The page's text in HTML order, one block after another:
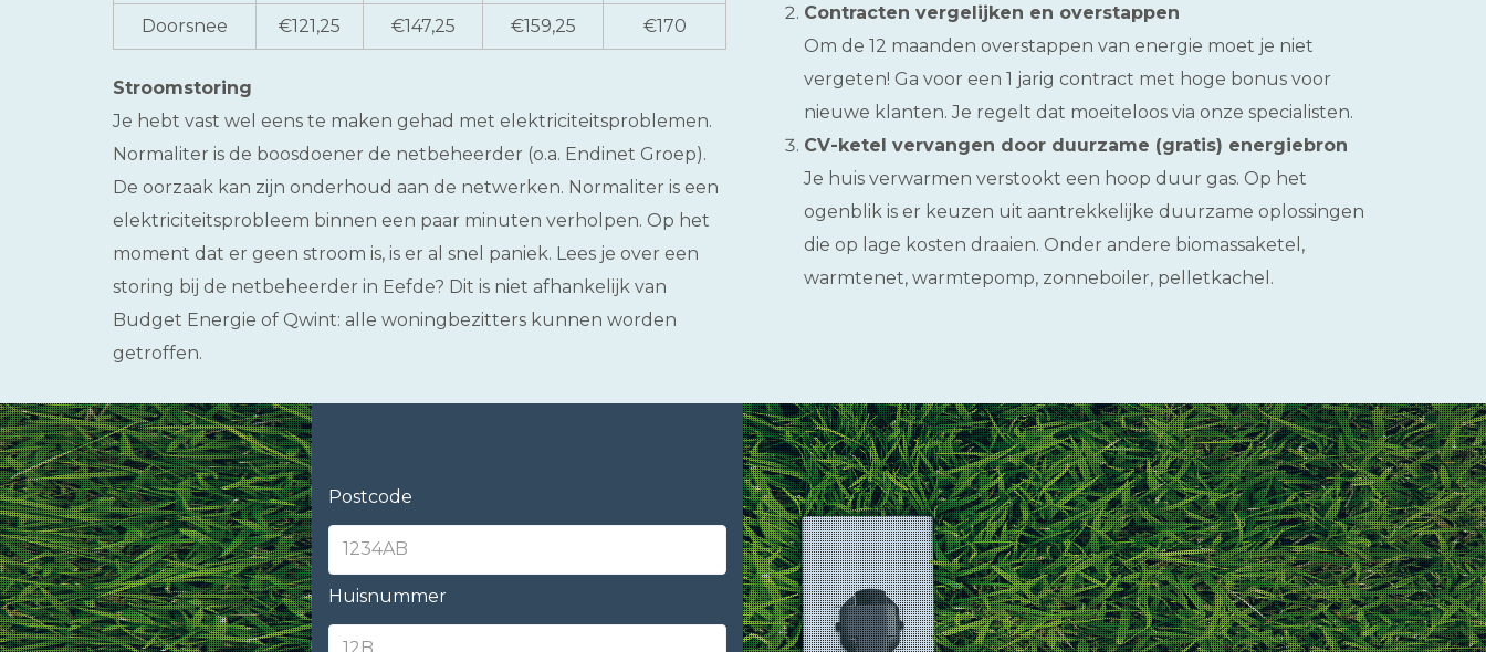
Doorsnee €121,25 €147,25 €159,25 €170
Stroomstoring
Je hebt vast wel eens te maken gehad met elektriciteitsproblemen.
Normaliter is de boosdoener de netbeheerder (o.a. Endinet Groep).
De oorzaak kan zijn onderhoud aan de netwerken. Normaliter is een
elektriciteitsprobleem binnen een paar minuten verholpen. Op het
moment dat er geen stroom is, is er al snel paniek. Lees je over een
storing bij de netbeheerder in Eefde? Dit is niet afhankelijk van
Budget Energie of Qwint: alle woningbezitters kunnen worden
getroffen.
Contracten vergelijken en overstappen
Om de 12 maanden overstappen van energie moet je niet
vergeten! Ga voor een 1 jarig contract met hoge bonus voor
nieuwe klanten. Je regelt dat moeiteloos via onze specialisten.
CV-ketel vervangen door duurzame (gratis) energiebron
Je huis verwarmen verstookt een hoop duur gas. Op het
ogenblik is er keuzen uit aantrekkelijke duurzame oplossingen
die op lage kosten draaien. Onder andere biomassaketel,
warmtenet, warmtepomp, zonneboiler, pelletkachel.
Postcode
Huisnummer